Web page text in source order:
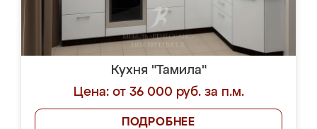
Кухня "Тамила"
Цена: от 36 000 руб. за п.м.
ПОДРОБНЕЕ